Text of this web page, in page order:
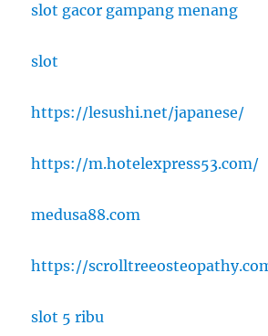
slot gacor gampang menang
slot
https://lesushi.net/japanese/
https://m.hotelexpress53.com/
medusa88.com
https://
slot 5 ribu